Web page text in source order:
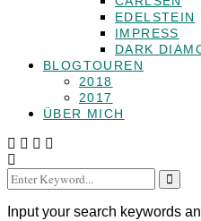
EDELSTEIN
IMPRESS
DARK
BLOGTOUREN
2018
2017
ÜBER MICH
Search
for:
Input your search keywords